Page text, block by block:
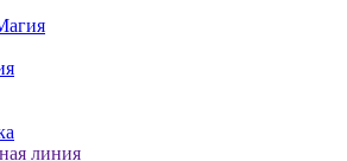
линия